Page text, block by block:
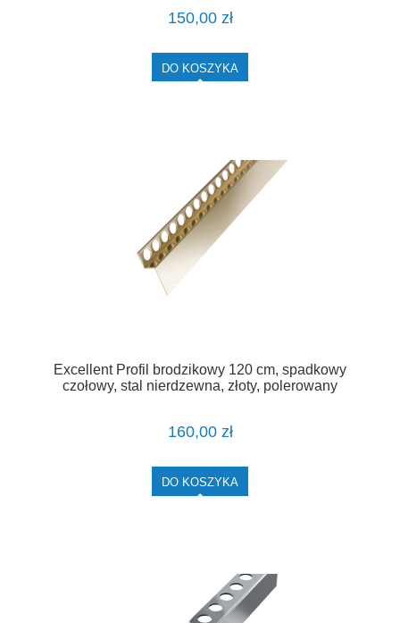
150,00 zł
DO KOSZYKA
Excellent Profil brodzikowy 120 cm, spadkowy
czołowy, stal nierdzewna, złoty, polerowany
160,00 zł
DO KOSZYKA